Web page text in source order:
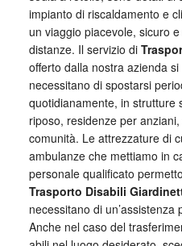
impianto di riscaldamento e
un viaggio piacevole, sicuro
distanze. Il servizio di
offerto dalla nostra azienda
necessitano di spostarsi
quotidianamente, in strutture
riposo, residenze per
comunità. Le attrezzature di
ambulanze che mettiamo in
personale qualificato
Trasporto Disabili
necessitano di
Anche nel caso del